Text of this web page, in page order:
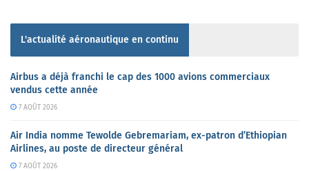
L'actualité aéronautique en continu
Airbus a déjà franchi le cap des 1000 avions commerciaux
vendus cette année
7 AOÛT 2026
Air India nomme Tewolde Gebremariam, ex-patron d’Ethiopian
Airlines, au poste de directeur général
7 AOÛT 2026